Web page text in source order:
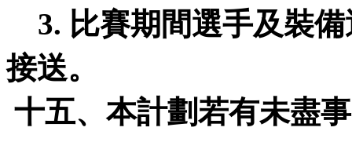
3. 比賽期間選手及裝
接送。
十五、本計劃若有未盡